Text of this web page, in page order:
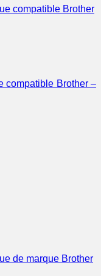
compatible Brother –